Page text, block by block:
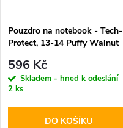
Pouzdro na notebook - Tech-
Protect, 13-14 Puffy Walnut
596 Kč
Skladem - hned k odeslání
2 ks
DO KOŠÍKU